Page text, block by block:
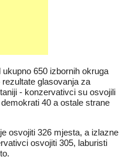
650 izbornih okruga
glasovanja za
- konzervativci su osvojili
40 a ostale strane
osvojiti 326 mjesta, a izlazne
osvojiti 305, laburisti